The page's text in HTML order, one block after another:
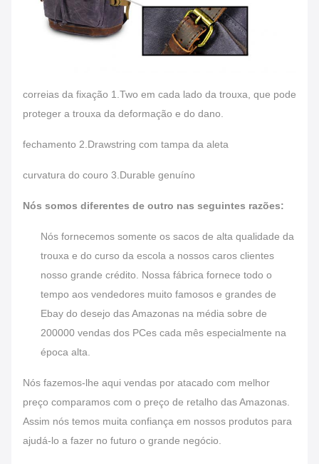
correias da fixação 1.Two em cada lado da trouxa, que pode
proteger a trouxa da deformação e do dano.
fechamento 2.Drawstring com tampa da aleta
curvatura do couro 3.Durable genuíno
Nós somos diferentes de outro nas seguintes razões:
Nós fornecemos somente os sacos de alta qualidade da
trouxa e do curso da escola a nossos caros clientes
nosso grande crédito. Nossa fábrica fornece todo o
tempo aos vendedores muito famosos e grandes de
Ebay do desejo das Amazonas na média sobre de
200000 vendas dos PCes cada mês especialmente na
época alta.
Nós fazemos-lhe aqui vendas por atacado com melhor
preço comparamos com o preço de retalho das Amazonas.
Assim nós temos muita confiança em nossos produtos para
ajudá-lo a fazer no futuro o grande negócio.